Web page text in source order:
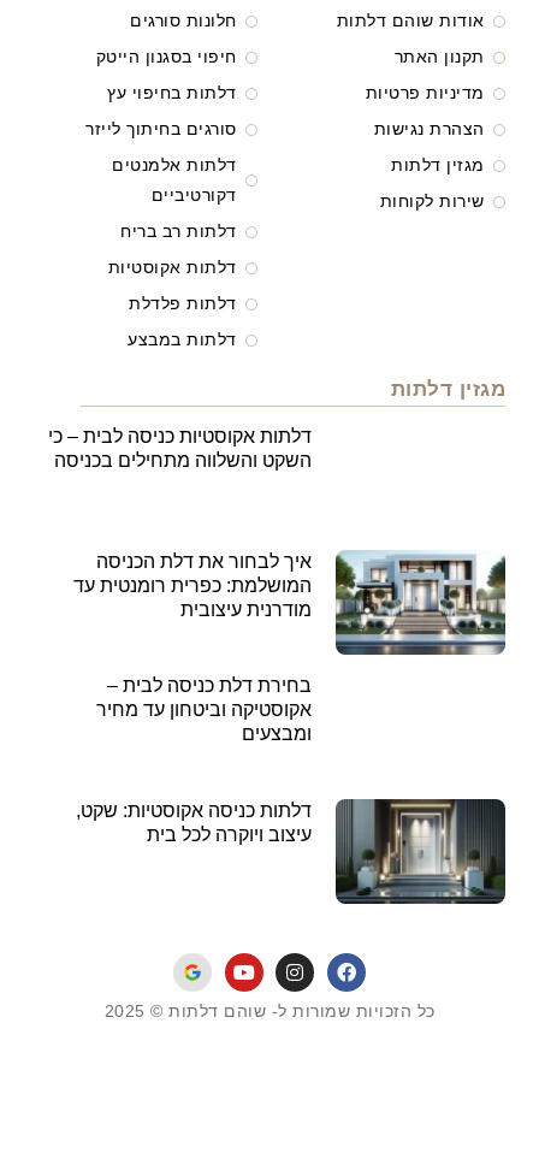
אודות שוהם דלתות
תקנון האתר
מדיניות פרטיות
הצהרת נגישות
מגזין דלתות
שירות לקוחות
חלונות סורגים
חיפוי בסגנון הייטק
דלתות בחיפוי עץ
סורגים בחיתוך לייזר
דלתות אלמנטים
דקורטיביים
דלתות רב בריח
דלתות אקוסטיות
דלתות פלדלת
דלתות במבצע
מגזין דלתות
דלתות אקוסטיות כניסה לבית – כי
השקט והשלווה מתחילים בכניסה
איך לבחור את דלת הכניסה
המושלמת: כפרית רומנטית עד
מודרנית עיצובית
בחירת דלת כניסה לבית –
אקוסטיקה וביטחון עד מחיר
ומבצעים
דלתות כניסה אקוסטיות: שקט,
עיצוב ויוקרה לכל בית
כל הזכויות שמורות ל- שוהם דלתות © 2025